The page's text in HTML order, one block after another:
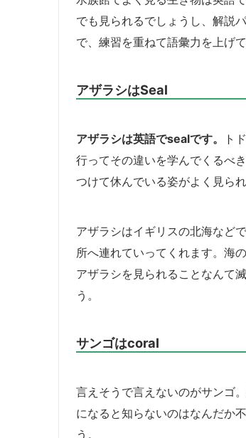
でも見られるでしょうし、解説
で、練習を重ねて語彙力を上げ
アザラシはSeal
アザラシは英語でsealです。
ト
行ってその違いを学んでくるべ
つけて休んでいる姿がよく見られ
アザラシはイギリスの北海など
所へ連れていってくれます。海
アザラシを見られることなんて
う。
サンゴはcoral
言えそうで言えないのがサンゴ
になると知らないのはなんだか
う。